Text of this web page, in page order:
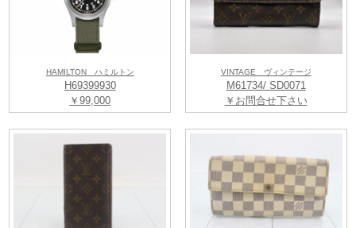
HAMILTON ハミルトン
H69399930
￥99,000
VINTAGE ヴィンテージ
M61734/ SD0071
￥お問合せ下さい